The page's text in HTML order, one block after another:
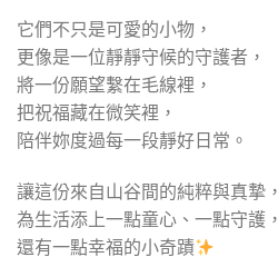
它們不只是可愛的小物，
更像是一位靜靜守候的守護者，
將一份願望繫在毛線裡，
把祝福藏在微笑裡，
陪伴妳度過每一段靜好日常。
讓這份來自山谷間的純粹與真摯，
為生活添上一點童心、一點守護，
還有一點幸福的小奇蹟